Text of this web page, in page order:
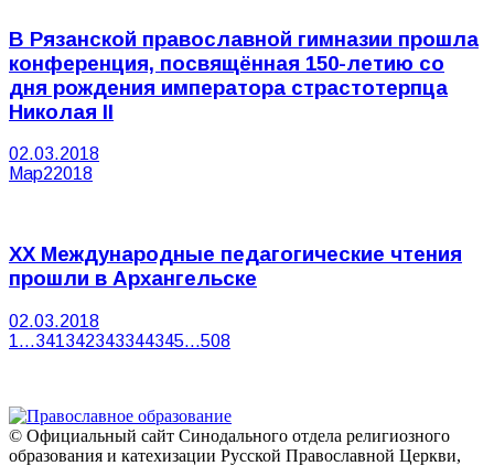
В Рязанской православной гимназии прошла
конференция, посвящённая 150-летию со
дня рождения императора страстотерпца
Николая II
02.03.2018
Мар22018
XX Международные педагогические чтения
прошли в Архангельске
02.03.2018
1…341342343344345…508
© Официальный сайт Синодального отдела религиозного
образования и катехизации Русской Православной Церкви,